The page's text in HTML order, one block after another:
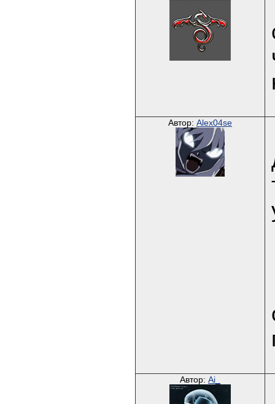
Автор: Alex04se
Автор: Ai_